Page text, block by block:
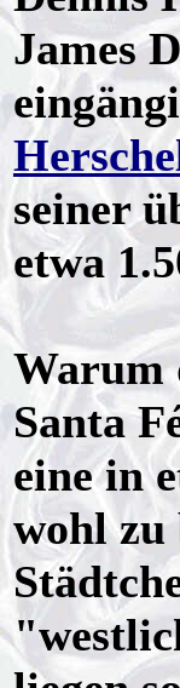
James
seiner
etwa
Warum
Santa
eine in
wohl zu